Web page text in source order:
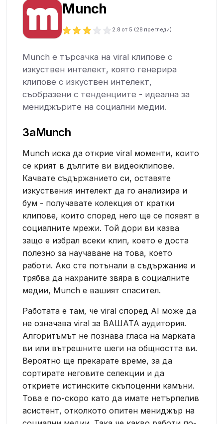
Munch
2.8 от 5 (28 прегледи)
Munch е търсачка на viral клипове с
изкуствен интелект, която генерира
клипове с изкуствен интелект,
съобразени с тенденциите - идеална за
мениджърите на социални медии.
ЗаMunch
Munch иска да открие viral моменти, които
се крият в дългите ви видеоклипове.
Качвате съдържанието си, оставяте
изкуствения интелект да го анализира и
бум - получавате колекция от кратки
клипове, които според него ще се появят в
социалните мрежи. Той дори ви казва
защо е избрал всеки клип, което е доста
полезно за научаване на това, което
работи. Ако сте потънали в съдържание и
трябва да нахраните звяра в социалните
медии, Munch е вашият спасител.
Работата е там, че viral според AI може да
не означава viral за ВАШАТА аудитория.
Алгоритъмът не познава гласа на марката
ви или вътрешните шеги на общността ви.
Вероятно ще прекарате време, за да
сортирате неговите селекции и да
откриете истинските скъпоценни камъни.
Това е по-скоро като да имате нетърпелив
асистент, отколкото опитен мениджър на